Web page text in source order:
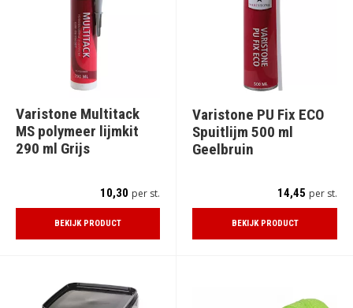
Varistone Multitack
MS polymeer lijmkit
290 ml Grijs
10,30 per st.
BEKIJK PRODUCT
Varistone PU Fix ECO
Spuitlijm 500 ml
Geelbruin
14,45 per st.
BEKIJK PRODUCT